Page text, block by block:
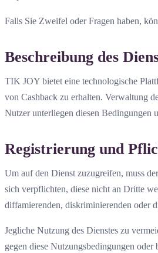
Falls Sie Zweifel oder Fragen haben,
Beschreibung des
TIK JOY bietet eine technologische
von Cashback zu erhalten. Verwaltung
Nutzer unterliegen diesen Bedingungen
Registrierung und
Um auf den Dienst zuzugreifen, muss
sich verpflichten, diese nicht an Dritte
diffamierenden, diskriminierenden oder
Jegliche Nutzung des Dienstes zu
gegen diese Nutzungsbedingungen oder